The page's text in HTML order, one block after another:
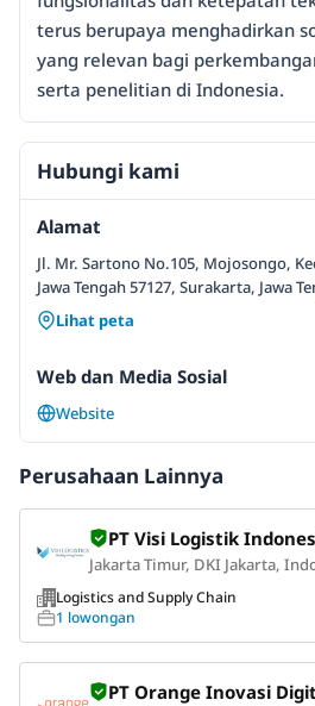
terus berupaya menghadirkan
yang relevan bagi
serta penelitian di Indonesia.
Hubungi kami
Alamat
Jl. Mr. Sartono No.105, Mojosongo,
Jawa Tengah 57127, Surakarta, Jawa
Lihat peta
Web dan Media Sosial
Website
Perusahaan Lainnya
PT Visi Logistik
Jakarta Timur, DKI Jakarta,
Logistics and Supply Chain
1 lowongan
PT Orange Inovasi